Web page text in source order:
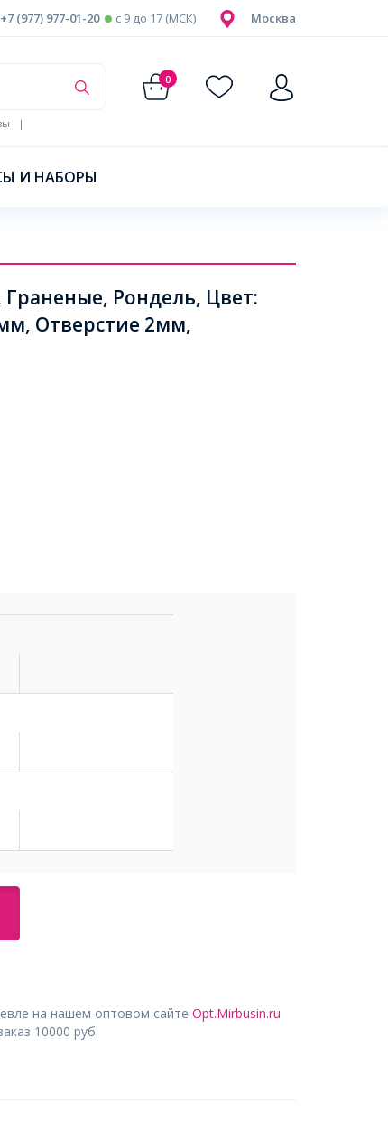
Москва
+7 (977) 977-01-20 c 9 до 17 (МСК)
0
|
И НАБОРЫ
Рондель, Цвет:
Отверстие 2мм,
на нашем оптовом сайте Opt.Mirbusin.ru
10000 руб.